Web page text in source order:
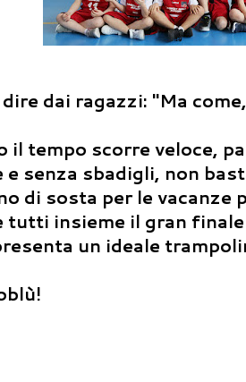
dai ragazzi: "Ma
il tempo scorre veloce,
e senza sbadigli, non
di sosta per le vacanze
tutti insieme il gran finale
un ideale